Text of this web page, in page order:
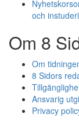
och
Om 8
Om
8 Sidors
Ansvarig
Privacy